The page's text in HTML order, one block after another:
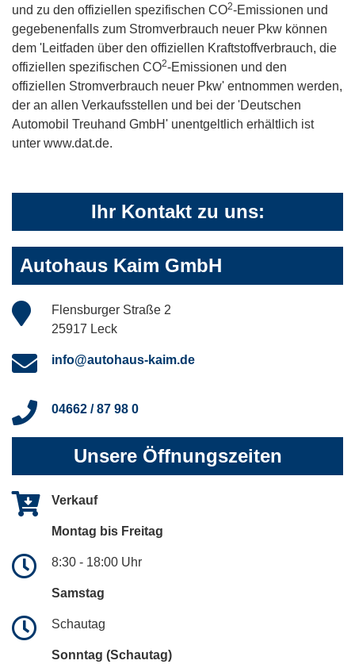
und zu den offiziellen spezifischen CO2-Emissionen und
gegebenenfalls zum Stromverbrauch neuer Pkw können
dem 'Leitfaden über den offiziellen Kraftstoffverbrauch, die
offiziellen spezifischen CO2-Emissionen und den
offiziellen Stromverbrauch neuer Pkw' entnommen werden,
der an allen Verkaufsstellen und bei der 'Deutschen
Automobil Treuhand GmbH' unentgeltlich erhältlich ist
unter www.dat.de.
Ihr Kontakt zu uns:
Autohaus Kaim GmbH
Flensburger Straße 2
25917 Leck
info@autohaus-kaim.de
04662 / 87 98 0
Unsere Öffnungszeiten
Verkauf
Montag bis Freitag
8:30 - 18:00 Uhr
Samstag
Schautag
Sonntag (Schautag)